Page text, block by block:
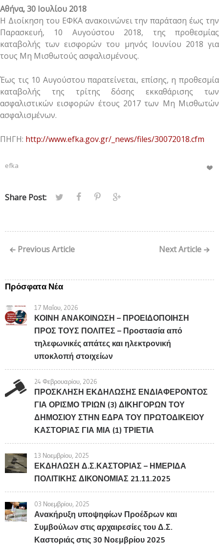
Αθήνα, 30 Ιουλίου 2018
Η Διοίκηση του ΕΦΚΑ ανακοινώνει την παράταση έως την
Παρασκευή, 10 Αυγούστου 2018, της προθεσμίας
καταβολής των εισφορών του μηνός Ιουνίου 2018 για
τους Μη Μισθωτούς ασφαλισμένους.
Έως τις 10 Αυγούστου παρατείνεται, επίσης, η προθεσμία
καταβολής της τρίτης δόσης εκκαθάρισης των
ασφαλιστικών εισφορών έτους 2017 των Μη Μισθωτών
ασφαλισμένων.
ΠΗΓΗ: http://www.efka.gov.gr/_news/files/30072018.cfm
efka
Share Post:
Previous Article Next Article
Πρόσφατα Νέα
17 Μαΐου, 2026
ΚΟΙΝΗ ΑΝΑΚΟΙΝΩΣΗ – ΠΡΟΕΙΔΟΠΟΙΗΣΗ
ΠΡΟΣ ΤΟΥΣ ΠΟΛΙΤΕΣ – Προστασία από
τηλεφωνικές απάτες και ηλεκτρονική
υποκλοπή στοιχείων
24 Φεβρουαρίου, 2026
ΠΡΟΣΚΛΗΣΗ ΕΚΔΗΛΩΣΗΣ ΕΝΔΙΑΦΕΡΟΝΤΟΣ
ΓΙΑ ΟΡΙΣΜΟ ΤΡΙΩΝ (3) ΔΙΚΗΓΟΡΩΝ ΤΟΥ
ΔΗΜΟΣΙΟΥ ΣΤΗΝ ΕΔΡΑ ΤΟΥ ΠΡΩΤΟΔΙΚΕΙΟΥ
ΚΑΣΤΟΡΙΑΣ ΓΙΑ ΜΙΑ (1) ΤΡΙΕΤΙΑ
13 Νοεμβρίου, 2025
ΕΚΔΗΛΩΣΗ Δ.Σ.ΚΑΣΤΟΡΙΑΣ – ΗΜΕΡΙΔΑ
ΠΟΛΙΤΙΚΗΣ ΔΙΚΟΝΟΜΙΑΣ 21.11.2025
03 Νοεμβρίου, 2025
Ανακήρυξη υποψηφίων Προέδρων και
Συμβούλων στις αρχαιρεσίες του Δ.Σ.
Καστοριάς στις 30 Νοεμβρίου 2025